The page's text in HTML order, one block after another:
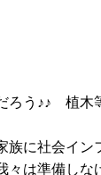
ろう♪♪ 植木
族に社会イン
は準備しな